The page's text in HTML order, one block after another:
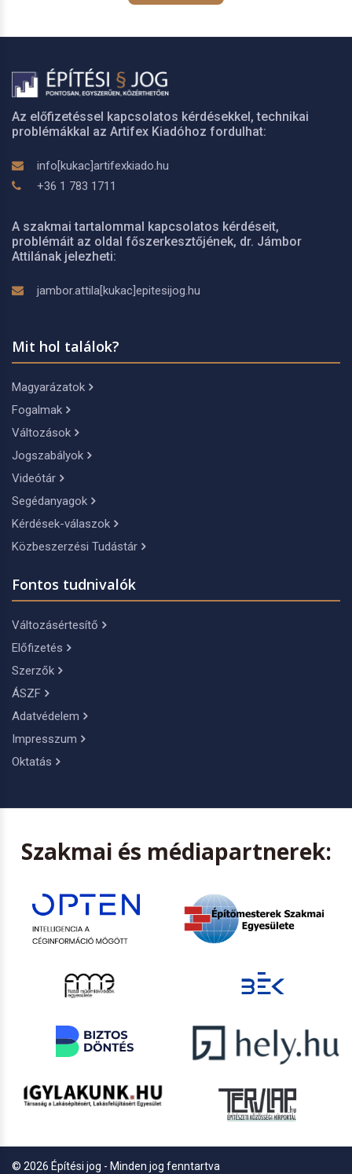
Az előfizetéssel kapcsolatos kérdésekkel, technikai
problémákkal az Artifex Kiadóhoz fordulhat:
info[kukac]artifexkiado.hu
+36 1 783 1711
A szakmai tartalommal kapcsolatos kérdéseit,
problémáit az oldal főszerkesztőjének, dr. Jámbor
Attilának jelezheti:
jambor.attila[kukac]epitesijog.hu
Mit hol találok?
Magyarázatok
Fogalmak
Változások
Jogszabályok
Videótár
Segédanyagok
Kérdések-válaszok
Közbeszerzési Tudástár
Fontos tudnivalók
Változásértesítő
Előfizetés
Szerzők
ÁSZF
Adatvédelem
Impresszum
Oktatás
Szakmai és médiapartnerek:
© 2026 Építési jog - Minden jog fenntartva